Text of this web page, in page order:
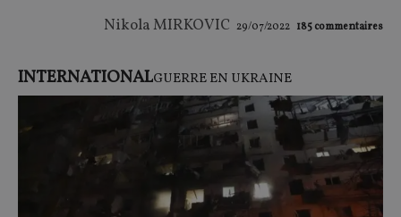
Nikola MIRKOVIC 29/07/2022 185commentaires
INTERNATIONALGUERRE EN UKRAINE